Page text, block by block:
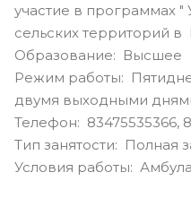
участие в программах
сельских территорий
Образование: Высшее
Режим работы:
двумя выходными
Телефон: 83475535366,
Тип занятости: Полная
Условия работы: